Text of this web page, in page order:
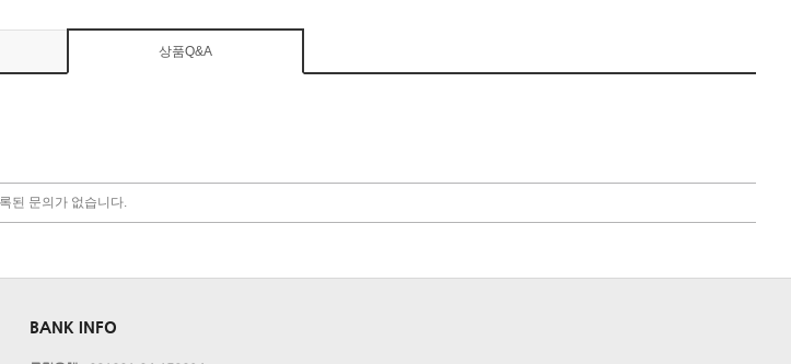
상품Q&A
된 문의가 없습니다.
BANK INFO